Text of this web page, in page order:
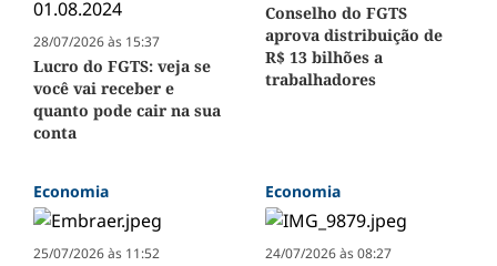
28/07/2026 às 15:37
Lucro do FGTS: veja se
você vai receber e
quanto pode cair na sua
conta
Conselho do FGTS
aprova distribuição de
R$ 13 bilhões a
trabalhadores
Economia
25/07/2026 às 11:52
Economia
24/07/2026 às 08:27